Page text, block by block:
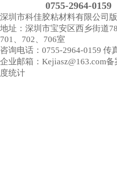
0755-2964-0159
深圳市科佳胶粘材料有限公司
地址：深圳市宝安区西乡街道
701、702、706室
咨询电话：0755-2964-0159 传
企业邮箱：Kejiasz@163.com备
度统计